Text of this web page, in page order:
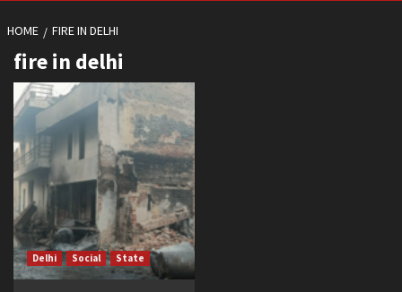
HOME FIRE IN DELHI
fire in delhi
Delhi Social State